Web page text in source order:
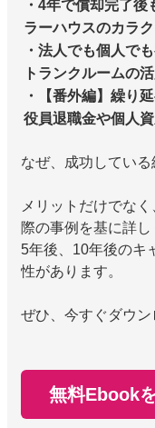
・4年で償却完了
ラーハウスのカラク
・法人でも個人で
トランクルームの
・【番外編】繰り
役員退職金や個人
なぜ、成功してい
メリットだけでな
際の事例を基に詳
5年後、10年後のキ
性があります。
ぜひ、今すぐダウン
無料Ebook